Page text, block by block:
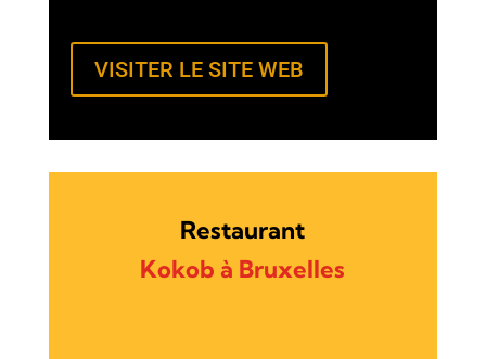
VISITER LE SITE WEB
Restaurant
Kokob à Bruxelles